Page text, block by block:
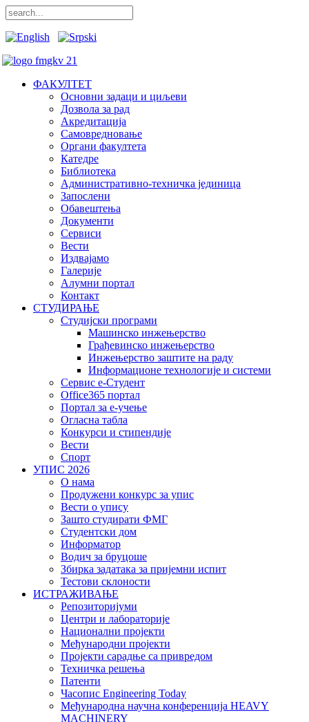
ФАКУЛТЕТ
Основни задаци и циљеви
Дозвола за рад
Акредитација
Самовредновање
Органи факултета
Катедре
Библиотека
Административно-техничка јединица
Запослени
Обавештења
Документи
Сервиси
Вести
Издвајамо
Галерије
Алумни портал
Контакт
СТУДИРАЊЕ
Студијски програми
Машинско инжењерство
Грађевинско инжењерство
Инжењерство заштите на раду
Информационе технологије и системи
Сервис е-Студент
Office365 портал
Портал за е-учење
Огласна табла
Конкурси и стипендије
Вести
Спорт
УПИС 2026
О нама
Продужени конкурс за упис
Вести о упису
Зашто студирати ФМГ
Студентски дом
Информатор
Водич за бруцоше
Збиркa задатака за пријемни испит
Тестови склоности
ИСТРАЖИВАЊЕ
Репозиторијуми
Центри и лабораторије
Национални пројекти
Међународни пројекти
Пројекти сарадње са привредом
Техничка решења
Патенти
Часопис Engineering Today
Међународна научна конференција HEAVY
MACHINERY